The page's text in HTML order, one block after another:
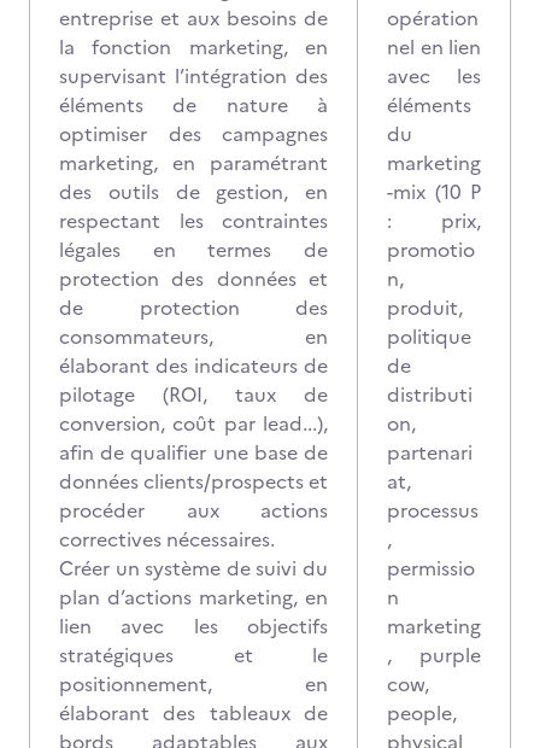
entreprise et aux besoins de
la fonction marketing, en
supervisant l’intégration des
éléments de nature à
optimiser des campagnes
marketing, en paramétrant
des outils de gestion, en
respectant les contraintes
légales en termes de
protection des données et
de protection des
consommateurs, en
élaborant des indicateurs de
pilotage (ROI, taux de
conversion, coût par lead...),
afin de qualifier une base de
données clients/prospects et
procéder aux actions
correctives nécessaires.
Créer un système de suivi du
plan d’actions marketing, en
lien avec les objectifs
stratégiques et le
positionnement, en
élaborant des tableaux de
bords adaptables aux
opération
nel en lien
avec les
éléments
du
marketing
-mix (10 P
: prix,
promotio
n,
produit,
politique
de
distributi
on,
partenari
at,
processus
,
permissio
n
marketing
, purple
cow,
people,
physical